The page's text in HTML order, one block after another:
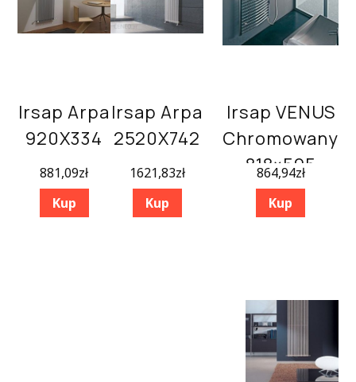
Irsap Arpa
920X334
881,09zł
Kup
Irsap VENUS
Chromowany
818×595
864,94zł
Kup
Irsap Arpa
2520X742
1621,83zł
Kup